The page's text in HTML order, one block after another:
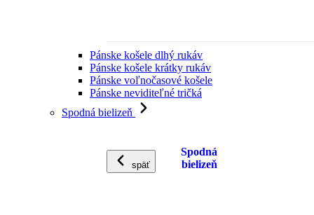
Pánske košele dlhý rukáv
Pánske košele krátky rukáv
Pánske voľnočasové košele
Pánske neviditeľné tričká
Spodná bielizeň
späť
Spodná
bielizeň